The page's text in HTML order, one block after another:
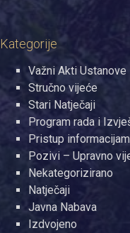
Kategorije
Važni Akti Ustanove
Stručno vijeće
Stari Natječaji
Program rada i
Pristup
Pozivi – Upravno
Nekategorizirano
Natječaji
Javna Nabava
Izdvojeno